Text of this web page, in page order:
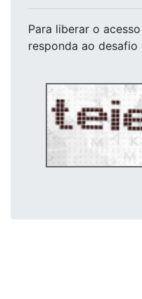
Para liberar o acesso
responda ao desafio